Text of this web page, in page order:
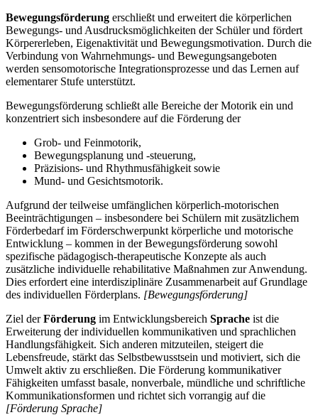
Bewegungsförderung erschließt und erweitert die körperlichen
Bewegungs- und Ausdrucksmöglichkeiten der Schüler und fördert
Körpererleben, Eigenaktivität und Bewegungsmotivation. Durch die
Verbindung von Wahrnehmungs- und Bewegungsangeboten
werden sensomotorische Integrationsprozesse und das Lernen auf
elementarer Stufe unterstützt.
Bewegungsförderung schließt alle Bereiche der Motorik ein und
konzentriert sich insbesondere auf die Förderung der
Grob- und Feinmotorik,
Bewegungsplanung und -steuerung,
Präzisions- und Rhythmusfähigkeit sowie
Mund- und Gesichtsmotorik.
Aufgrund der teilweise umfänglichen körperlich-motorischen
Beeinträchtigungen – insbesondere bei Schülern mit zusätzlichem
Förderbedarf im Förderschwerpunkt körperliche und motorische
Entwicklung – kommen in der Bewegungsförderung sowohl
spezifische pädagogisch-therapeutische Konzepte als auch
zusätzliche individuelle rehabilitative Maßnahmen zur Anwendung.
Dies erfordert eine interdisziplinäre Zusammenarbeit auf Grundlage
des individuellen Förderplans. [Bewegungsförderung]
Ziel derFörderung im Entwicklungsbereich Sprache ist die
Erweiterung der individuellen kommunikativen und sprachlichen
Handlungsfähigkeit. Sich anderen mitzuteilen, steigert die
Lebensfreude, stärkt das Selbstbewusstsein und motiviert, sich die
Umwelt aktiv zu erschließen. Die Förderung kommunikativer
Fähigkeiten umfasst basale, nonverbale, mündliche und schriftliche
Kommunikationsformen und richtet sich vorrangig auf die
[Förderung Sprache]